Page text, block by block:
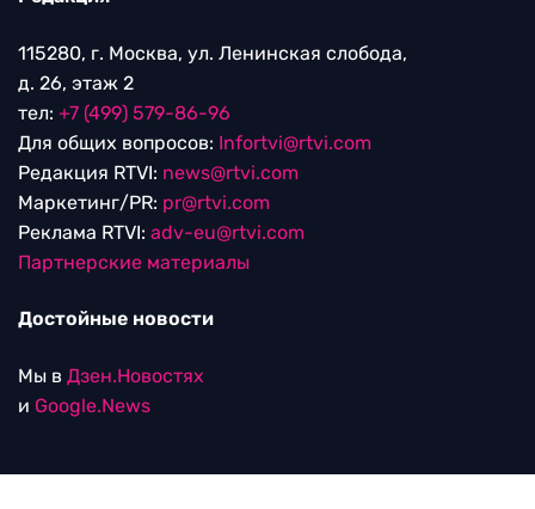
115280, г. Москва, ул. Ленинская слобода,
д. 26, этаж 2
тел: +7 (499) 579-86-96
Для общих вопросов: Infortvi@rtvi.com
Редакция RTVI: news@rtvi.com
Маркетинг/PR: pr@rtvi.com
Реклама RTVI: adv-eu@rtvi.com
Партнерские материалы
Достойные новости
Мы в Дзен.Новостях
и Google.News